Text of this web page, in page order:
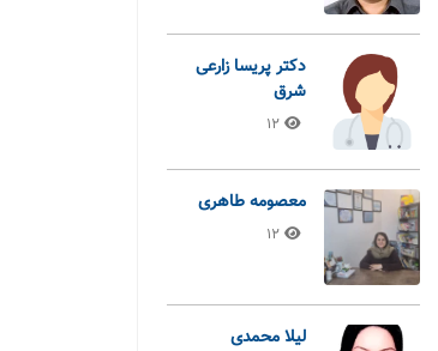
دکتر پریسا زارعی
شرق
12
معصومه طاهری
12
لیلا محمدی